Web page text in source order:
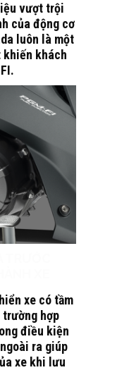
vượt trội
của động cơ
luôn là một
khiến khách
xe có tầm
hợp
điều kiện
ra giúp
xe khi lưu